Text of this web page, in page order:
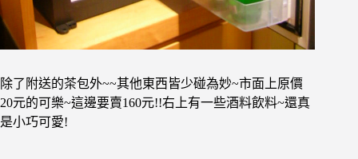
除了附送的茶包外~~其他東西皆少碰為妙~市面上原價
20元的可樂~這邊要賣160元!!右上有一些酒料飲料~還真
是小巧可愛!